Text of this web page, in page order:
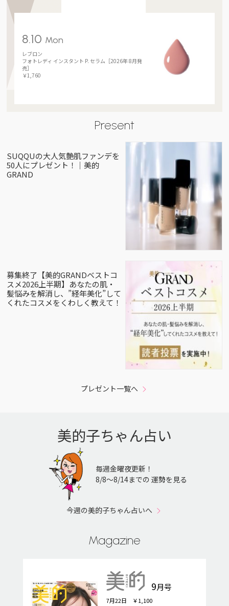
8.10 Mon
レブロン
フォトレディ インスタント P. セラム［2026年 8月発
売］
￥1,760
Present
SUQQUの大人気艶肌ファンデを
50人にプレゼント！｜美的
GRAND
募集終了【美的GRANDベストコ
スメ2026上半期】あなたの肌・
髪悩みを解消し、”経年美化”して
くれたコスメをくわしく教えて！
プレゼント一覧へ
美的子ちゃん占い
毎週金曜夜更新！
8/8〜8/14までの 運勢を見る
今週の美的子ちゃん占いへ
Magazine
9月号
7月22日 ￥1,100